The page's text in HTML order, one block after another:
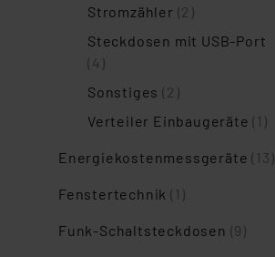
Stromzähler (2)
Steckdosen mit USB-Port
(4)
Sonstiges(2)
Verteiler Einbaugeräte(1)
Energiekostenmessgeräte(13)
Fenstertechnik(1)
Funk-Schaltsteckdosen (9)